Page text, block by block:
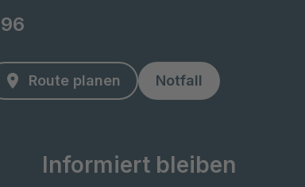
Route planen Notfall
Informiert bleiben